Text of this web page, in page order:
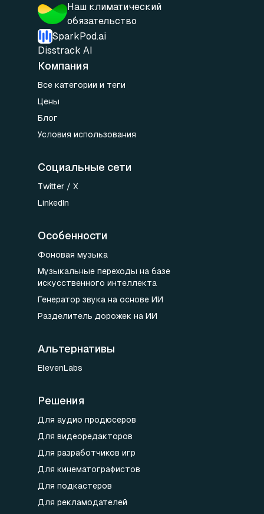
Наш климатический
обязательство
SparkPod.ai
Disstrack AI
Компания
Все категории и теги
Цены
Блог
Условия использования
Социальные сети
Twitter / X
LinkedIn
Особенности
Фоновая музыка
Музыкальные переходы на базе
искусственного интеллекта
Генератор звука на основе ИИ
Разделитель дорожек на ИИ
Альтернативы
ElevenLabs
Решения
Для аудио продюсеров
Для видеоредакторов
Для разработчиков игр
Для кинематографистов
Для подкастеров
Для рекламодателей